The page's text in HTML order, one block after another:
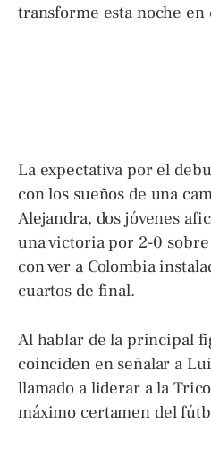
transforme esta noche en
La expectativa por el
con los sueños de una
Alejandra, dos jóvenes
una victoria por 2-0
con ver a Colombia
cuartos de final.
Al hablar de la principal
coinciden en señalar a
llamado a liderar a la
máximo certamen del